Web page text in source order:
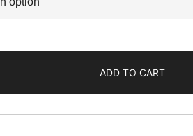
ADD TO CART